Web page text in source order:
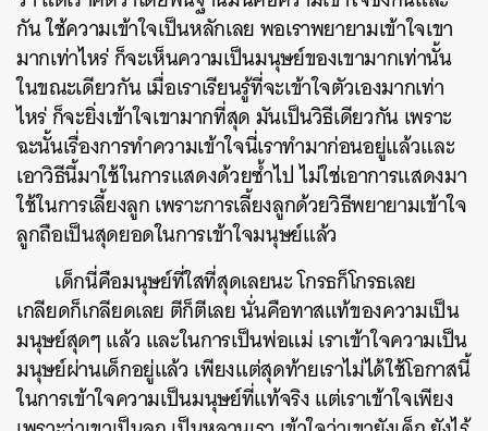
กัน ใช้ความเข้าใจเป็นหลักเลย พอเราพยายามเข้าใจเขา
มากเท่าไหร่ ก็จะเห็นความเป็นมนุษย์ของเขามากเท่านั้น
ในขณะเดียวกัน เมื่อเราเรียนรู้ที่จะเข้าใจตัวเองมากเท่า
ไหร่ ก็จะยิ่งเข้าใจเขามากที่สุด มันเป็นวิธีเดียวกัน เพราะ
ฉะนั้นเรื่องการทำความเข้าใจนี่เราทำมาก่อนอยู่แล้วและ
เอาวิธีนี้มาใช้ในการแสดงด้วยซ้ำไป ไม่ใช่เอาการแสดงมา
ใช้ในการเลี้ยงลูก เพราะการเลี้ยงลูกด้วยวิธีพยายามเข้าใจ
ลูกถือเป็นสุดยอดในการเข้าใจมนุษย์แล้ว
เด็กนี่คือมนุษย์ที่ใสที่สุดเลยนะ โกรธก็โกรธเลย
เกลียดก็เกลียดเลย ตีก็ตีเลย นั่นคือทาสแท้ของความเป็น
มนุษย์สุดๆ แล้ว และในการเป็นพ่อแม่ เราเข้าใจความเป็น
มนุษย์ผ่านเด็กอยู่แล้ว เพียงแต่สุดท้ายเราไม่ได้ใช้โอกาสนี้
ในการเข้าใจความเป็นมนุษย์ที่แท้จริง แต่เราเข้าใจเพียง